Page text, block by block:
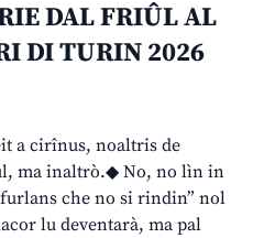
DAL FRIÛL AL
DI TURIN 2026
a cirînus, noaltris de
ma inaltrò.◆ No, no lìn in
che no si rindin” nol
lu deventarà, ma pal